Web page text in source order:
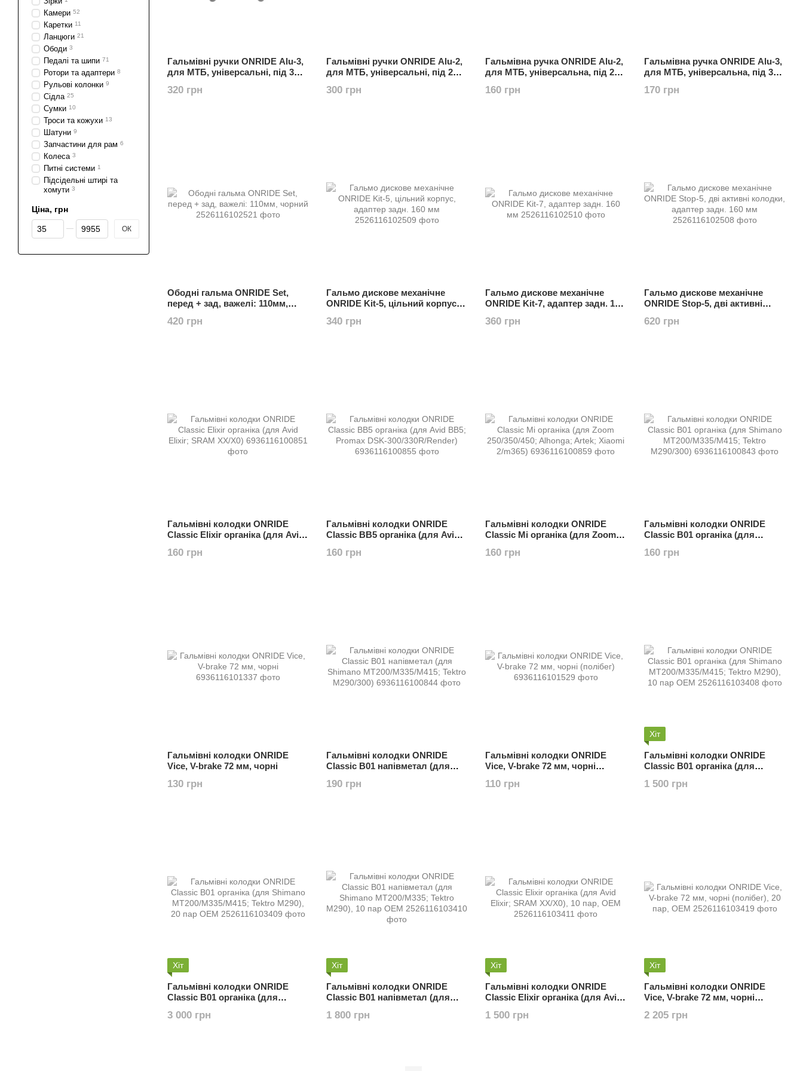
Гальмівні ручки ONRIDE Alu-3,
для МТБ, універсальні, під 3
(пара)
320 грн
Гальмівні ручки ONRIDE Alu-2,
для МТБ, універсальні, під 2
(пара)
300 грн
Гальмівна ручка ONRIDE Alu-2,
для МТБ, універсальна, під 2
160 грн
Гальмівна ручка ONRIDE Alu-3,
для МТБ, універсальна, під 3
170 грн
Ободні гальма ONRIDE Set,
перед + зад, важелі: 110мм,
420 грн
Гальмо дискове механічне
ONRIDE Kit-5, цільний корпус,
340 грн
Гальмо дискове механічне
ONRIDE Kit-7, адаптер задн. 160
360 грн
Гальмо дискове механічне
ONRIDE Stop-5, дві активні
620 грн
Гальмівні колодки ONRIDE
Classic Elixir органіка (для Avid
160 грн
Гальмівні колодки ONRIDE
Classic BB5 органіка (для Avid
300/330R/Render)
160 грн
Гальмівні колодки ONRIDE
Classic Mi органіка (для Zoom
Xiaomi 2/m365)
160 грн
Гальмівні колодки ONRIDE
Classic B01 органіка (для
Tektro M290/300)
160 грн
Гальмівні колодки ONRIDE
Vice, V-brake 72 мм, чорні
130 грн
Гальмівні колодки ONRIDE
Classic B01 напівметал (для
Tektro M290/300)
190 грн
Гальмівні колодки ONRIDE
Vice, V-brake 72 мм, чорні
110 грн
Хіт
Гальмівні колодки ONRIDE
Classic B01 органіка (для
Tektro M290), 10 пар ОЕМ
1 500 грн
Хіт
Гальмівні колодки ONRIDE
Classic B01 органіка (для
Tektro M290), 20 пар ОЕМ
3 000 грн
Хіт
Гальмівні колодки ONRIDE
Classic B01 напівметал (для
M290), 10 пар ОЕМ
1 800 грн
Хіт
Гальмівні колодки ONRIDE
Classic Elixir органіка (для Avid
ОЕМ
1 500 грн
Хіт
Гальмівні колодки ONRIDE
Vice, V-brake 72 мм, чорні
2 205 грн
Камери 52
Каретки 11
Ланцюги 21
Ободи 3
Педалі та шипи 71
Ротори та адаптери 8
Рульові колонки 9
Сідла 25
Сумки 10
Троси та кожухи 13
Шатуни 9
Запчастини для рам 6
Колеса 3
Питні системи 1
Підсідельні штирі та
хомути 3
Ціна, грн
Від Ціна, грн
До Ціна, грн ОК